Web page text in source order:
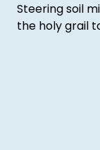
Steering soil
the holy grail